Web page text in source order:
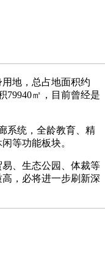
地，总占地面积约
79940㎡，目前曾经是
统，全龄教育、精
等功能板块。
、生态公园、体裁等
，必将进一步刷新深